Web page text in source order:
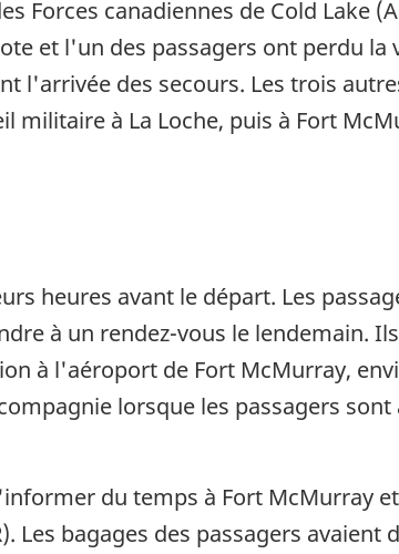
Forces canadiennes de Cold Lake
et l'un des passagers ont perdu
l'arrivée des secours. Les trois
militaire à La Loche, puis à Fort
heures avant le départ. Les
à un rendez-vous le lendemain.
à l'aéroport de Fort McMurray,
lorsque les passagers
du temps à Fort McMurray
Les bagages des passagers